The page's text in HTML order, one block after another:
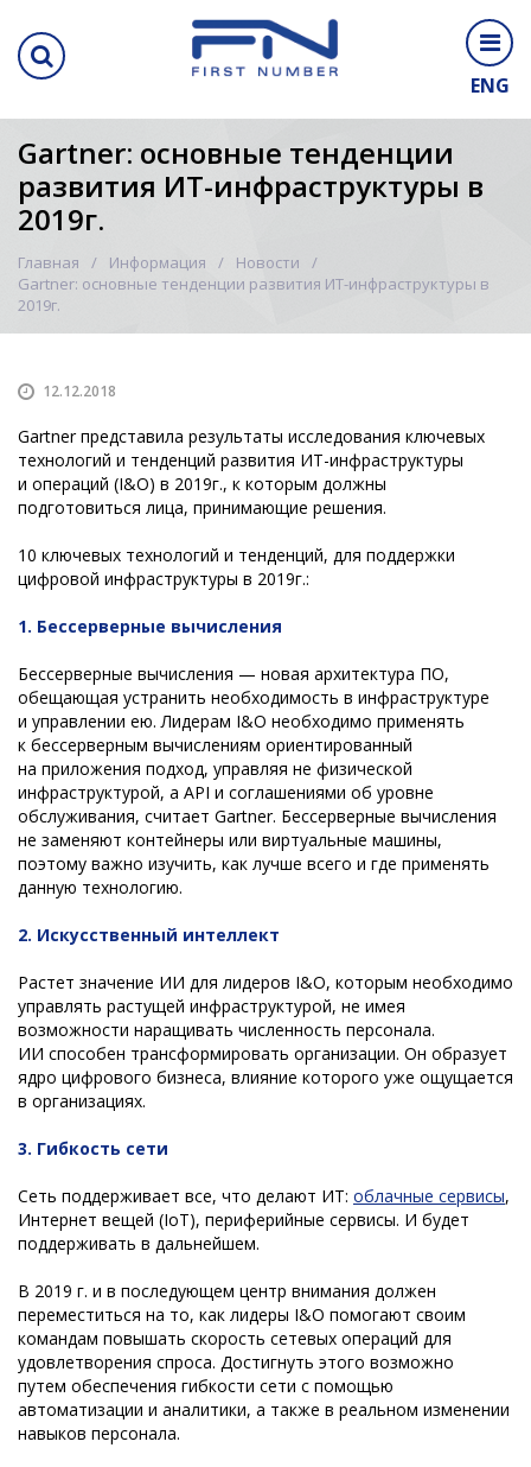
ENG
Gartner: основные тенденции
развития ИТ-инфраструктуры в
2019г.
Главная Информация
Новости
Gartner: основные тенденции развития ИТ-инфраструктуры в
2019г.
12.12.2018
Gartner представила результаты исследования ключевых
технологий и тенденций развития ИТ-инфраструктуры
и операций (I&O) в 2019г., к которым должны
подготовиться лица, принимающие решения.
10 ключевых технологий и тенденций, для поддержки
цифровой инфраструктуры в 2019г.:
1. Бессерверные вычисления
Бессерверные вычисления — новая архитектура ПО,
обещающая устранить необходимость в инфраструктуре
и управлении ею. Лидерам I&O необходимо применять
к бессерверным вычислениям ориентированный
на приложения подход, управляя не физической
инфраструктурой, а API и соглашениями об уровне
обслуживания, считает Gartner. Бессерверные вычисления
не заменяют контейнеры или виртуальные машины,
поэтому важно изучить, как лучше всего и где применять
данную технологию.
2. Искусственный интеллект
Растет значение ИИ для лидеров I&O, которым необходимо
управлять растущей инфраструктурой, не имея
возможности наращивать численность персонала.
ИИ способен трансформировать организации. Он образует
ядро цифрового бизнеса, влияние которого уже ощущается
в организациях.
3. Гибкость сети
Сеть поддерживает все, что делают ИТ: облачные сервисы,
Интернет вещей (IoT), периферийные сервисы. И будет
поддерживать в дальнейшем.
В 2019 г. и в последующем центр внимания должен
переместиться на то, как лидеры I&O помогают своим
командам повышать скорость сетевых операций для
удовлетворения спроса. Достигнуть этого возможно
путем обеспечения гибкости сети с помощью
автоматизации и аналитики, а также в реальном изменении
навыков персонала.